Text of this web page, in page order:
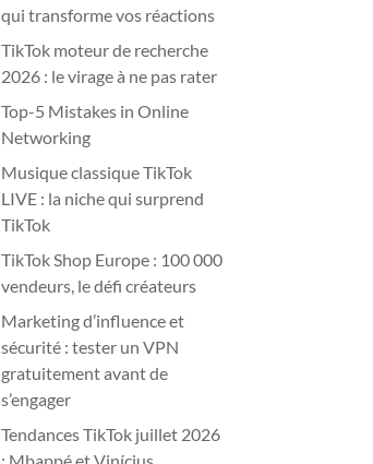
qui transforme vos réactions
TikTok moteur de recherche
2026 : le virage à ne pas rater
Top-5 Mistakes in Online
Networking
Musique classique TikTok
LIVE : la niche qui surprend
TikTok
TikTok Shop Europe : 100 000
vendeurs, le défi créateurs
Marketing d’influence et
sécurité : tester un VPN
gratuitement avant de
s’engager
Tendances TikTok juillet 2026